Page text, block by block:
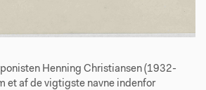
Henning Christiansen (1932-
et af de vigtigste navne indenfor